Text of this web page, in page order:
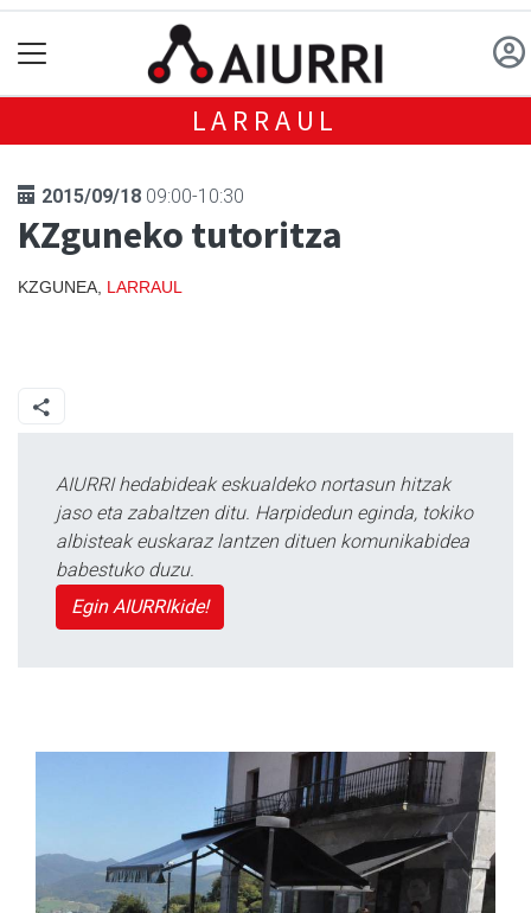
LARRAUL
2015/09/18 09:00-10:30
KZguneko tutoritza
KZGUNEA, LARRAUL
AIURRI hedabideak eskualdeko nortasun hitzak
jaso eta zabaltzen ditu. Harpidedun eginda, tokiko
albisteak euskaraz lantzen dituen komunikabidea
babestuko duzu.
Egin AIURRIkide!